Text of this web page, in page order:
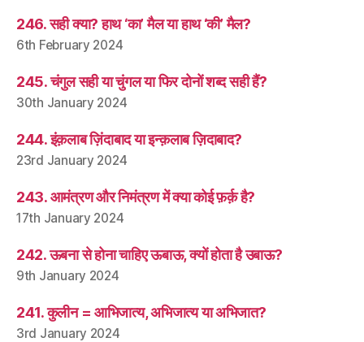
246. सही क्या? हाथ ‘का’ मैल या हाथ ‘की’ मैल?
6th February 2024
245. चंगुल सही या चुंगल या फिर दोनों शब्द सही हैं?
30th January 2024
244. इंक़लाब ज़िंदाबाद या इन्क़लाब ज़िदाबाद?
23rd January 2024
243. आमंत्रण और निमंत्रण में क्या कोई फ़र्क़ है?
17th January 2024
242. ऊबना से होना चाहिए ऊबाऊ, क्यों होता है उबाऊ?
9th January 2024
241. कुलीन = आभिजात्य, अभिजात्य या अभिजात?
3rd January 2024